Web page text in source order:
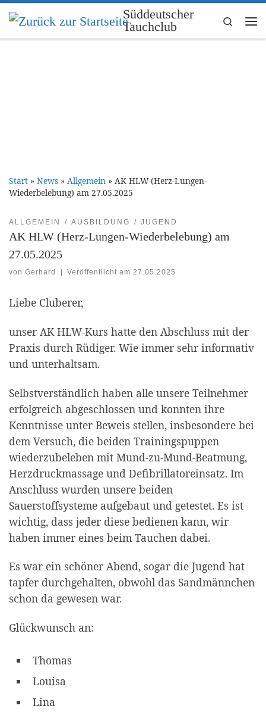
Zum Inhalt springen
Süddeutscher
Tauchclub
Search
Start » News » Allgemein » AK HLW (Herz-Lungen-
Wiederbelebung) am 27.05.2025
ALLGEMEIN AUSBILDUNG JUGEND
AK HLW (Herz-Lungen-Wiederbelebung) am
27.05.2025
von Gerhard Veröffentlicht am27.05.2025
Liebe Cluberer,
unser AK HLW-Kurs hatte den Abschluss mit der
Praxis durch Rüdiger. Wie immer sehr informativ
und unterhaltsam.
Selbstverständlich haben alle unsere Teilnehmer
erfolgreich abgeschlossen und konnten ihre
Kenntnisse unter Beweis stellen, insbesondere bei
dem Versuch, die beiden Trainingspuppen
wiederzubeleben mit Mund-zu-Mund-Beatmung,
Herzdruckmassage und Defibrillatoreinsatz. Im
Anschluss wurden unsere beiden
Sauerstoffsysteme aufgebaut und getestet. Es ist
wichtig, dass jeder diese bedienen kann, wir
haben immer eines beim Tauchen dabei.
Es war ein schöner Abend, sogar die Jugend hat
tapfer durchgehalten, obwohl das Sandmännchen
schon da gewesen war.
Glückwunsch an:
Thomas
Louisa
Lina